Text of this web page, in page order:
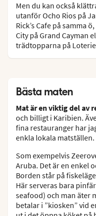
Men du kan också
utanför Ocho Rios på
Rick’s Cafe på samma
City på Grand Cayman
trädtopparna på
Bästa maten
Mat är en viktig del av
och billigt i Karibien.
fina restauranger har
enkla lokala matställen.
Som exempelvis
Aruba. Det är en enkel
Borden står på
Här serveras bara
seafood) och man äter
betalar i ”kiosken” vid